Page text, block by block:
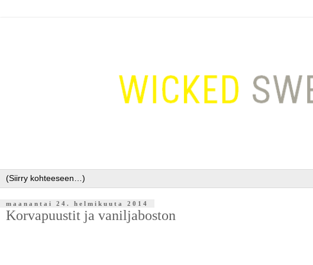
maanantai 24. helmikuuta 2014
Korvapuustit ja vaniljaboston